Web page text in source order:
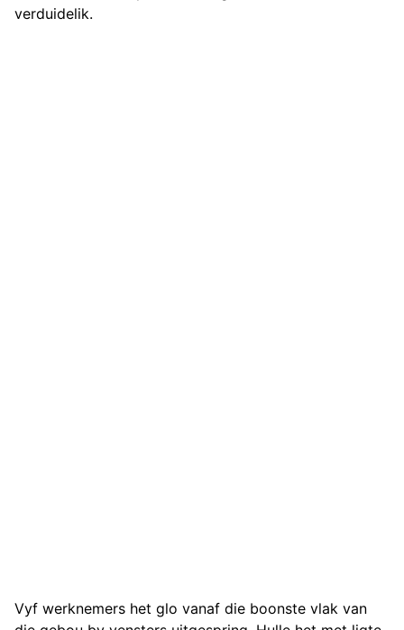
verduidelik.
Vyf werknemers het glo vanaf die boonste vlak van